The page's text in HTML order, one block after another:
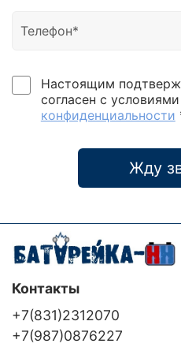
Настоящим
согласен с условиями
конфиденциальности
Жду
Контакты
+7(831)2312070
+7(987)0876227